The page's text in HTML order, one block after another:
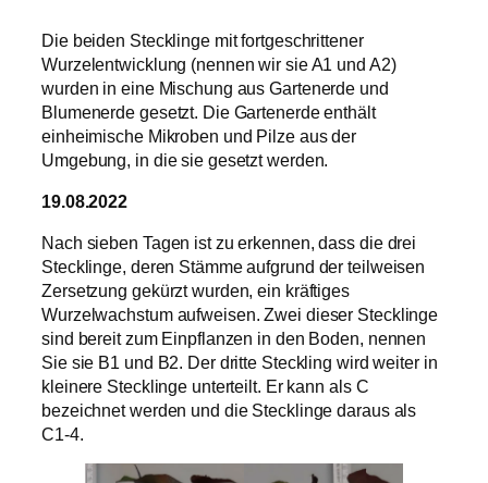
Die beiden Stecklinge mit fortgeschrittener
Wurzelentwicklung (nennen wir sie A1 und A2)
wurden in eine Mischung aus Gartenerde und
Blumenerde gesetzt. Die Gartenerde enthält
einheimische Mikroben und Pilze aus der
Umgebung, in die sie gesetzt werden.
19.08.2022
Nach sieben Tagen ist zu erkennen, dass die drei
Stecklinge, deren Stämme aufgrund der teilweisen
Zersetzung gekürzt wurden, ein kräftiges
Wurzelwachstum aufweisen. Zwei dieser Stecklinge
sind bereit zum Einpflanzen in den Boden, nennen
Sie sie B1 und B2. Der dritte Steckling wird weiter in
kleinere Stecklinge unterteilt. Er kann als C
bezeichnet werden und die Stecklinge daraus als
C1-4.